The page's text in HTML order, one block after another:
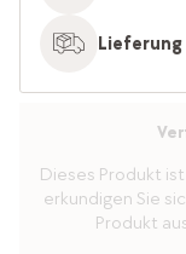
Dieses Produkt
erkundigen Sie
Produkt